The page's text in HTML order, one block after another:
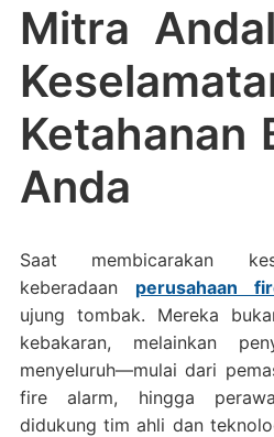
Mitra
Ketahanan
Anda
Saat membicarakan
keberadaan perusahaan
ujung tombak. Mereka
kebakaran, melainkan
menyeluruh—mulai dari
fire alarm, hingga
didukung tim ahli dan